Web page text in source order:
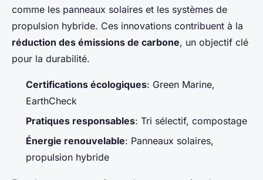
comme les panneaux solaires et les systèmes de
propulsion hybride. Ces innovations contribuent à la
réduction des émissions de carbone, un objectif clé
pour la durabilité.
Certifications écologiques: Green Marine,
EarthCheck
Pratiques responsables: Tri sélectif, compostage
Énergie renouvelable: Panneaux solaires,
propulsion hybride